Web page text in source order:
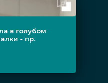
в голубом
- пр.